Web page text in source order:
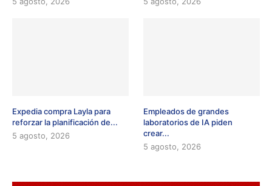
Expedia compra Layla para
reforzar la planificación de...
5 agosto, 2026
Empleados de grandes
laboratorios de IA piden
crear...
5 agosto, 2026